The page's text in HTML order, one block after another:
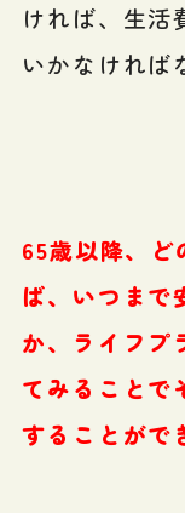
ければ、生活
いかなければ
65歳以降、
ば、いつまで
か、ライフプ
てみることで
することがで